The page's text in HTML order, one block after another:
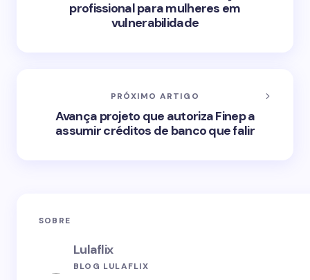
profissional para mulheres em
vulnerabilidade
PRÓXIMO ARTIGO
Avança projeto que autoriza Finep a
assumir créditos de banco que falir
SOBRE
Lulaflix
BLOG LULAFLIX